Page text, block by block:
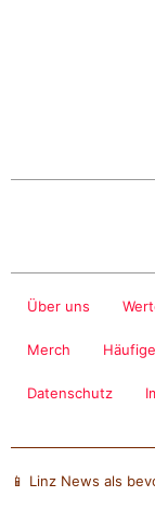
Über uns
Merch
Datenschutz
📱 Linz News als